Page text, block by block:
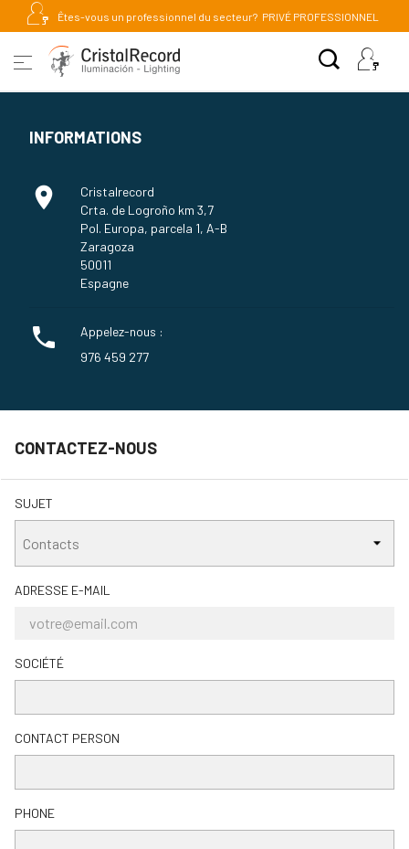
Êtes-vous un professionnel du secteur? PRIVÉ PROFESSIONNEL
INFORMATIONS

Cristalrecord
Crta. de Logroño km 3,7
Pol. Europa, parcela 1, A-B
Zaragoza
50011
Espagne

Appelez-nous :
976 459 277
CONTACTEZ-NOUS
SUJET
ADRESSE E-MAIL
SOCIÉTÉ
CONTACT PERSON
PHONE